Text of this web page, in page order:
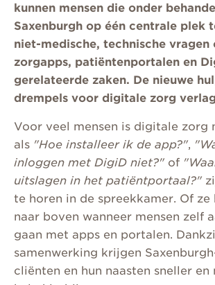
kunnen mensen die onder
Saxenburgh op één centrale plek
niet-medische, technische vragen
zorgapps, patiëntenportalen en
gerelateerde zaken. De nieuwe
drempels voor digitale zorg
Voor veel mensen is digitale zorg
als "Hoe installeer ik de app?",
inloggen met DigiD niet?"of
uitslagen in het patiëntportaal?"
te horen in de spreekkamer. Of ze
naar boven wanneer mensen zelf
gaan met apps en portalen.
samenwerking krijgen
cliënten en hun naasten sneller